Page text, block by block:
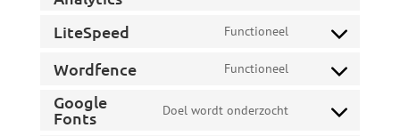
wordpress
google-
LiteSpeed Functioneel
Consent
litespeed
Wordfence Functioneel
Consent
Google
Fonts Doel wordt onderzocht
Consent